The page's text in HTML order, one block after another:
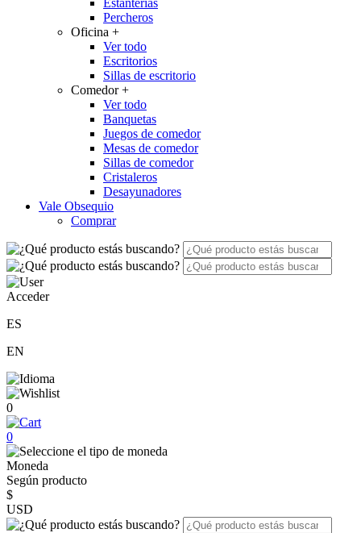
Estanterias
Percheros
Oficina +
Ver todo
Escritorios
Sillas de escritorio
Comedor+
Ver todo
Banquetas
Juegos de comedor
Mesas de comedor
Sillas de comedor
Cristaleros
Desayunadores
Vale Obsequio
Comprar
Acceder
ES
EN
0
0
Moneda
Según producto
$
USD